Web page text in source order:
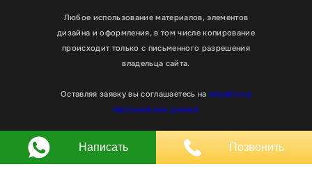
Любое использование материалов, элементов
дизайна и оформления, в том числе копирование
происходит только с письменного разрешения
владельца сайта.
Оставляя заявку вы соглашаетесь на обработку
персональных данных
© RPKLUXEXPO 2025.
Для улучшения работы сайта мы используем
файлы cookie. Вы всегда можете отключить файлы
Хорошо
Написать Позвонить